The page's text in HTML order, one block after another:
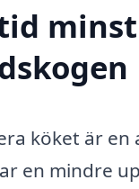
köket är en
en mindre